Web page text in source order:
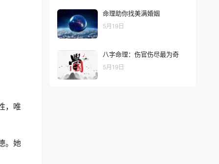
，唯
。她
命理助你找美满婚姻
5月19日
八字命理：伤官伤尽最为奇
5月19日